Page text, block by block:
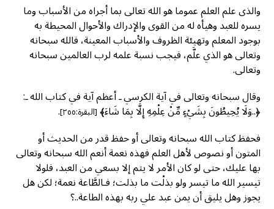
والذى علم العلم عموما هو الله تعالى بما أجراه من الأسباب وما
يسره للعبد وهيأه له من القوى والإدراك والأحوال المحيطة به
بوجود المعلم وتهيئة الظروف والأسباب المعينة، فالله سبحانه
وتعالى هو الذي علَّم، فيجب نسبة علمه لرب العالمين سبحانه
وتعالى.
وقال سبحانه وتعالى في آية الكرسي ـ أعظم آية في كتاب الله ـ:
﴿..وَلَا يُحِيطُونَ بِشَيْءٍ مِّنْ عِلْمِهِ إِلَّا بِمَا شَاءَ﴾[البقرة:٢٥٥]
.
فحفظ كتاب الله سبحانه وتعالى أو حفظ قدر من الحديث أو
المتون أو نصوص لأهل العلم فهذه نعمة أنعم الله سبحانه وتعالى
بها عليك، حتى لو كان الأمر لا يتم إلا بسعي من العبد، فلولا
تيسير الله ما تيسر ولو بذلْت ما بذلت؛ فـالطَّاعة نعمة؛ لكن هل
يجوز وهل يليق أن يمن عبد علي ربه بهذه الطاعة..؟